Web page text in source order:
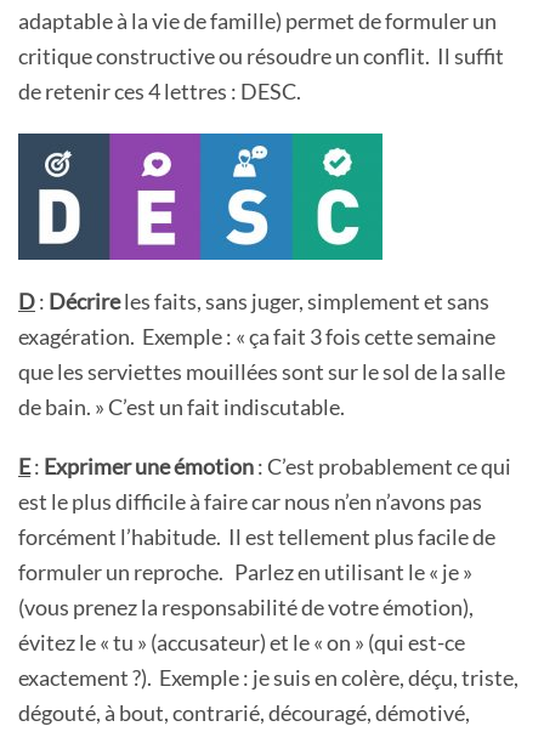
adaptable à la vie de famille) permet de formuler un
critique constructive ou résoudre un conflit. Il suffit
de retenir ces 4 lettres : DESC.
D: Décrireles faits, sans juger, simplement et sans
exagération. Exemple : « ça fait 3 fois cette semaine
que les serviettes mouillées sont sur le sol de la salle
de bain. » C’est un fait indiscutable.
E: Exprimer une émotion: C’est probablement ce qui
est le plus difficile à faire car nous n’en n’avons pas
forcément l’habitude. Il est tellement plus facile de
formuler un reproche. Parlez en utilisant le « je »
(vous prenez la responsabilité de votre émotion),
évitez le « tu » (accusateur) et le « on » (qui est-ce
exactement ?). Exemple : je suis en colère, déçu, triste,
dégouté, à bout, contrarié, découragé, démotivé,